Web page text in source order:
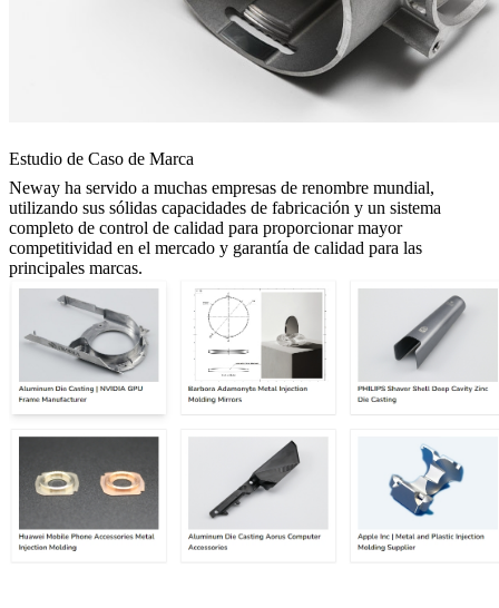
Estudio de Caso de Marca
Neway ha servido a muchas empresas de renombre mundial,
utilizando sus sólidas capacidades de fabricación y un sistema
completo de control de calidad para proporcionar mayor
competitividad en el mercado y garantía de calidad para las
principales marcas.